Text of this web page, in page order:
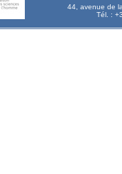
44, avenue de
Tél. :